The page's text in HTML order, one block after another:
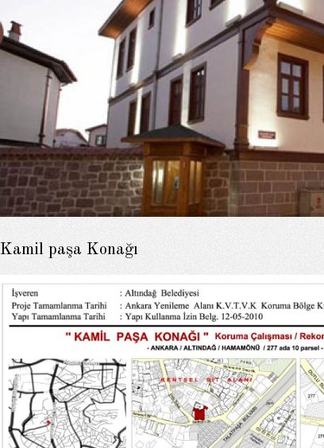
Kamil paşa Konağı